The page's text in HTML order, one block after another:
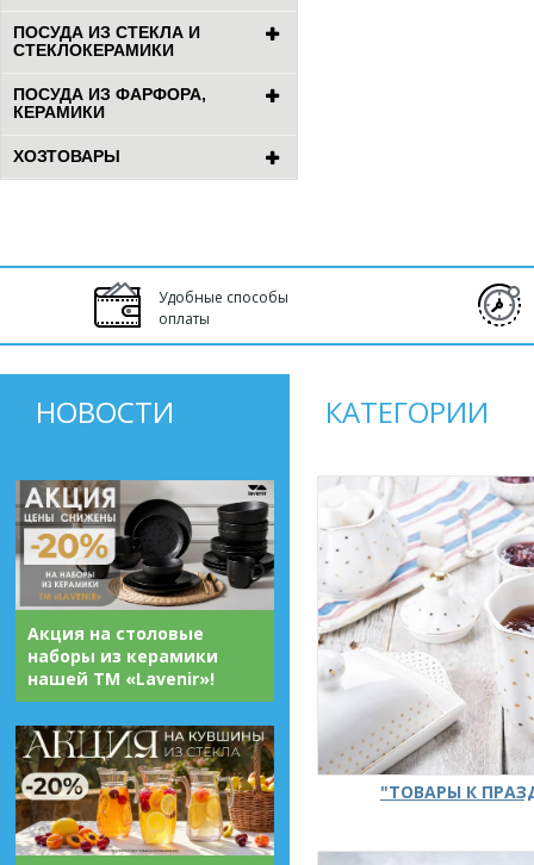
ПОСУДА ИЗ СТЕКЛА И
СТЕКЛОКЕРАМИКИ
ПОСУДА ИЗ ФАРФОРА,
КЕРАМИКИ
ХОЗТОВАРЫ
Удобные способы
оплаты
НОВОСТИ
Акция на столовые
наборы из керамики
нашей ТМ «Lavenir»!
КАТЕГОРИИ
"ТОВАРЫ К